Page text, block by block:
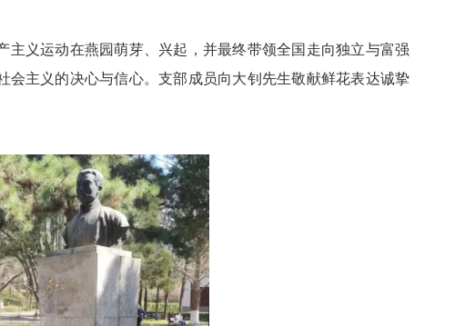
主义运动在燕园萌芽、 兴起 ， 并最终带领全国走向独立与富强
会主义的决心与信心。支部成员向大钊先生敬献鲜花表达诚挚